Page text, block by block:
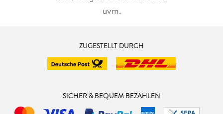
uvm.
ZUGESTELLT DURCH
SICHER & BEQUEM BEZAHLEN